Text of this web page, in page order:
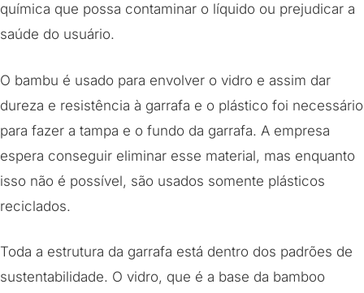
química que possa contaminar o líquido ou prejudicar a
saúde do usuário.
O bambu é usado para envolver o vidro e assim dar
dureza e resistência à garrafa e o plástico foi necessário
para fazer a tampa e o fundo da garrafa. A empresa
espera conseguir eliminar esse material, mas enquanto
isso não é possível, são usados somente plásticos
reciclados.
Toda a estrutura da garrafa está dentro dos padrões de
sustentabilidade. O vidro, que é a base da bamboo